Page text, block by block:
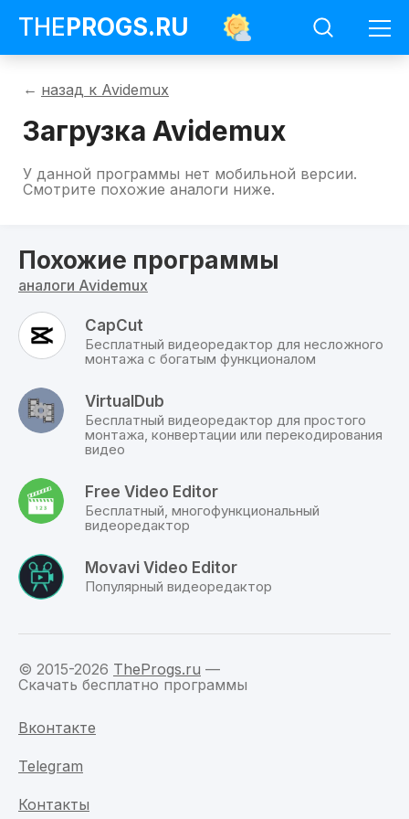
THEPROGS.RU
Программы
Avidemux
Avidemux
назад к Avidemux
Загрузка Avidemux
данной
странице
Avidemux
для
всех
операционных
систем
с
официального
по
прямой
ссылке.
У данной программы нет мобильной версии.
Смотрите похожие аналоги ниже.
Похожие программы
аналоги Avidemux
CapCut
Бесплатный видеоредактор для несложного
монтажа с богатым функционалом
VirtualDub
Бесплатный видеоредактор для простого
монтажа, конвертации или перекодирования
видео
Free Video Editor
Бесплатный, многофункциональный
видеоредактор
Movavi Video Editor
Популярный видеоредактор
© 2015-2026 TheProgs.ru —
Скачать бесплатно программы
Вконтакте
Telegram
Контакты